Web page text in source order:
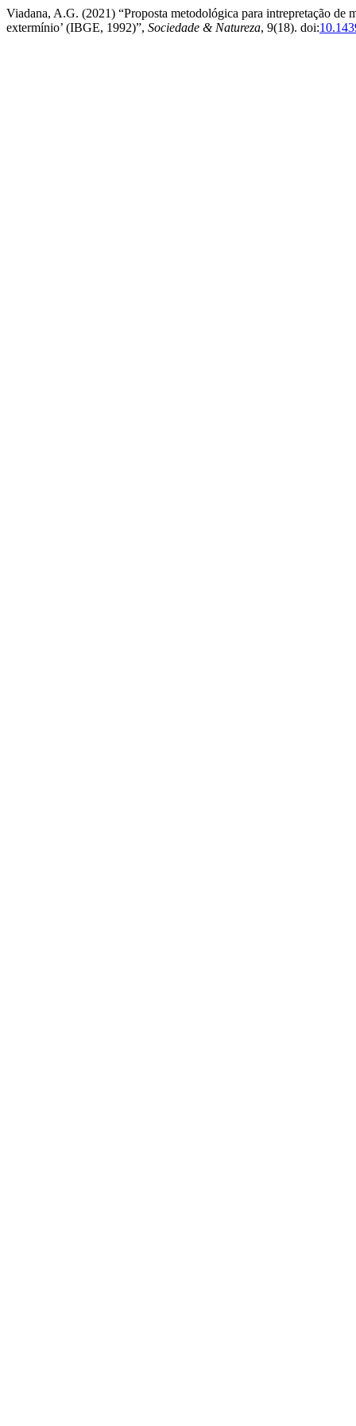
Viadana, A.G. (2021) “Proposta metodológica para intrepretação de
extermínio’ (IBGE, 1992)”, Sociedade & Natureza, 9(18). doi: